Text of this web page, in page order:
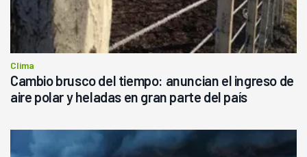
Clima
Cambio brusco del tiempo: anuncian el ingreso de
aire polar y heladas en gran parte del país